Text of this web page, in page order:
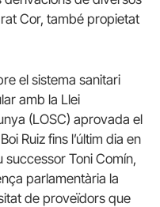
Cor, també propietat
el sistema sanitari
amb la Llei
(LOSC) aprovada el
Ruiz fins l’últim dia en
Toni Comín,
parlamentària la
de proveïdors que